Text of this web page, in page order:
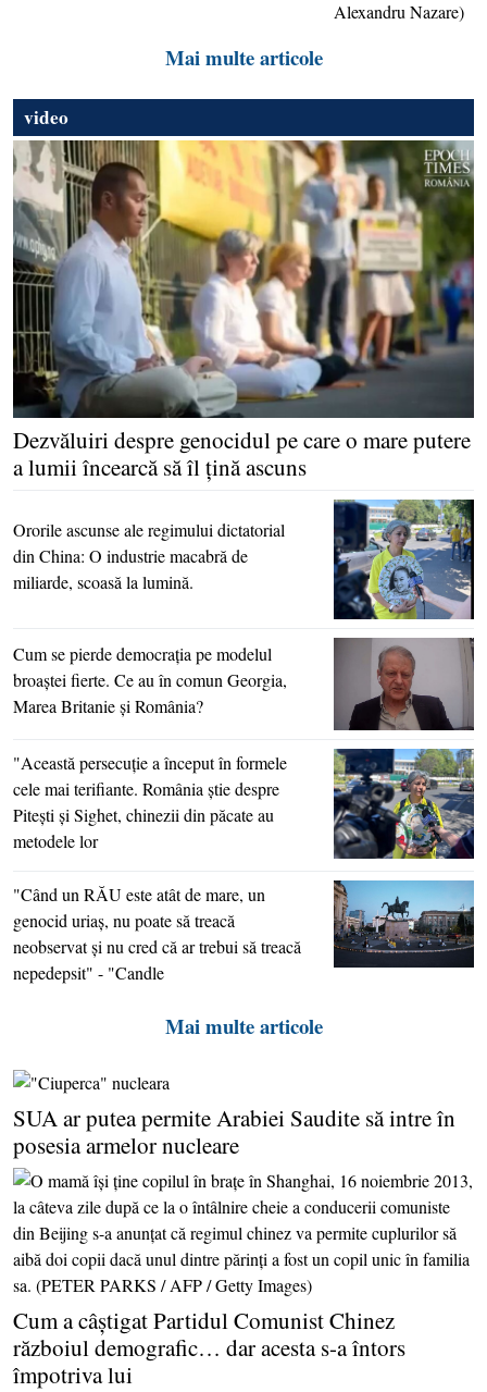
video
Dezvăluiri despre genocidul pe care o mare putere
a lumii încearcă să îl ţină ascuns
Ororile ascunse ale regimului dictatorial
din China: O industrie macabră de
miliarde, scoasă la lumină.
Cum se pierde democraţia pe modelul
broaştei fierte. Ce au în comun Georgia,
Marea Britanie şi România?
"Această persecuţie a început în formele
cele mai terifiante. România ştie despre
Piteşti şi Sighet, chinezii din păcate au
metodele lor
"Când un RĂU este atât de mare, un
genocid uriaş, nu poate să treacă
neobservat şi nu cred că ar trebui să treacă
nepedepsit" - "Candle
Mai multe articole
Mai multe articole
SUA ar putea permite Arabiei Saudite să intre în
posesia armelor nucleare
Cum a câştigat Partidul Comunist Chinez
războiul demografic… dar acesta s-a întors
împotriva lui